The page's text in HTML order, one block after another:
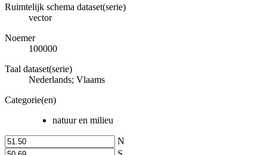
Ruimtelijk schema dataset(serie)
vector
Noemer
100000
Taal dataset(serie)
Nederlands; Vlaams
Categorie(en)
natuur en milieu
N